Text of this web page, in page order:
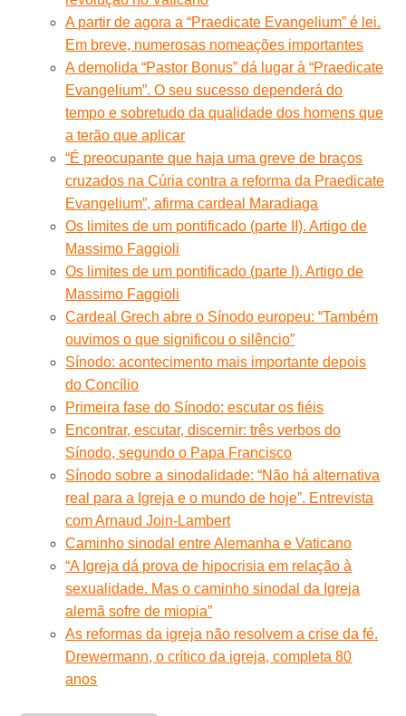
A partir de agora a “Praedicate Evangelium” é lei.
Em breve, numerosas nomeações importantes
A demolida “Pastor Bonus” dá lugar à “Praedicate
Evangelium”. O seu sucesso dependerá do
tempo e sobretudo da qualidade dos homens que
a terão que aplicar
“É preocupante que haja uma greve de braços
cruzados na Cúria contra a reforma da Praedicate
Evangelium”, afirma cardeal Maradiaga
Os limites de um pontificado (parte II). Artigo de
Massimo Faggioli
Os limites de um pontificado (parte I). Artigo de
Massimo Faggioli
Cardeal Grech abre o Sínodo europeu: “Também
ouvimos o que significou o silêncio”
Sínodo: acontecimento mais importante depois
do Concílio
Primeira fase do Sínodo: escutar os fiéis
Encontrar, escutar, discernir: três verbos do
Sínodo, segundo o Papa Francisco
Sínodo sobre a sinodalidade: “Não há alternativa
real para a Igreja e o mundo de hoje”. Entrevista
com Arnaud Join-Lambert
Caminho sinodal entre Alemanha e Vaticano
“A Igreja dá prova de hipocrisia em relação à
sexualidade. Mas o caminho sinodal da Igreja
alemã sofre de miopia”
As reformas da igreja não resolvem a crise da fé.
Drewermann, o crítico da igreja, completa 80
anos